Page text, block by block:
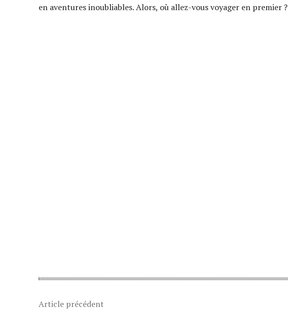
en aventures inoubliables. Alors, où allez-vous voyager en premier ?
Article précédent